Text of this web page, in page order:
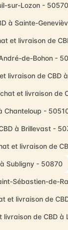
sur-Lozon - 50570
à Sainte-
et livraison de
de-Bohon -
livraison de CBD
et livraison de
Chanteloup -
à Brillevast -
et livraison de
Subligny - 50870
Sébastien-de-
et livraison de
livraison de CBD